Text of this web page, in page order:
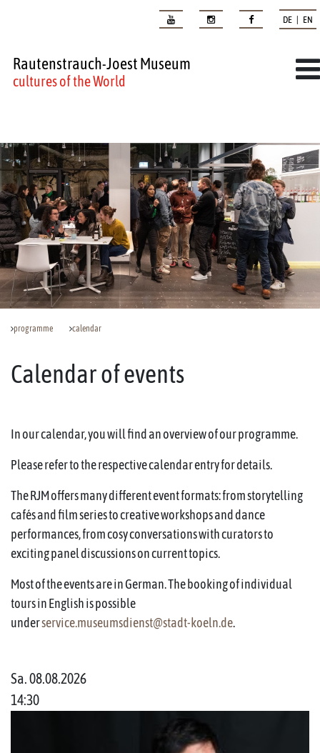
DE | EN
Rautenstrauch-Joest Museum
cultures of the World
programme calendar
Calendar of events
In our calendar, you will find an overview of our programme.
Please refer to the respective calendar entry for details.
The RJM offers many different event formats: from storytelling
cafés and film series to creative workshops and dance
performances, from cosy conversations with curators to
exciting panel discussions on current topics.
Most of the events are in German. The booking of individual
tours in English is possible
underservice.museumsdienst@stadt-koeln.de.
Sa. 08.08.2026
14:30